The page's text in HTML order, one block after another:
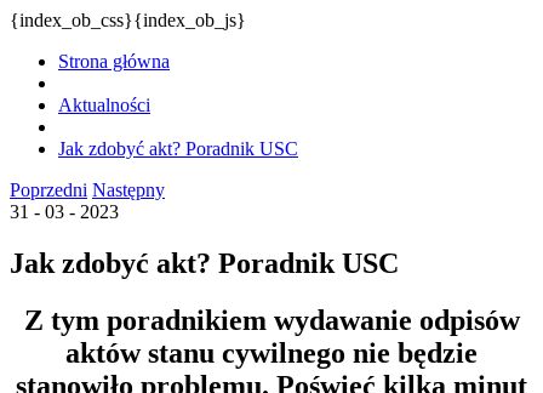
{index_ob_css}{index_ob_js}
Strona główna
Aktualności
Jak zdobyć akt? Poradnik USC
Poprzedni Następny
31 - 03 - 2023
Jak zdobyć akt? Poradnik USC
Z tym poradnikiem wydawanie odpisów
aktów stanu cywilnego nie będzie
stanowiło problemu. Poświęć kilka minut